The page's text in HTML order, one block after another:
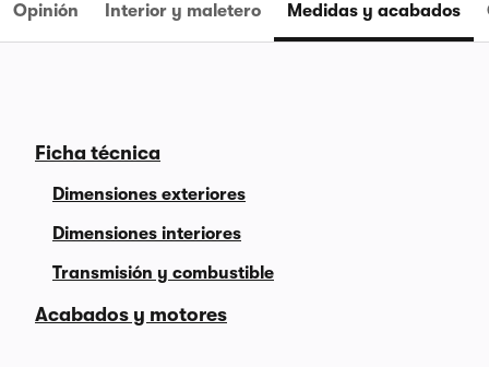
Opinión Interior y maletero Medidas y acabados
Ficha técnica
Dimensiones exteriores
Dimensiones interiores
Transmisión y combustible
Acabados y motores